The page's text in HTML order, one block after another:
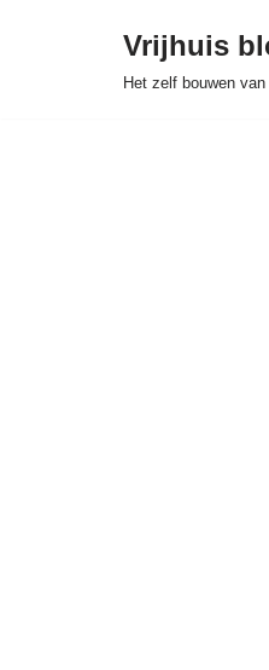
Vrijhuis
Het zelf bouwen